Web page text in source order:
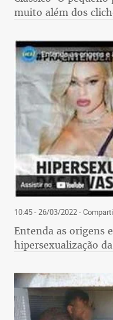
muito além dos
10:45 - 26/03/2022-
Entenda as origens
hipersexualização